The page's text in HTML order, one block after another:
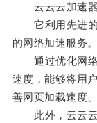
云云云加速器
它利用先进的
的网络加速服务。
通过优化网络
速度，能够将用
善网页加载速度
此外，云云云